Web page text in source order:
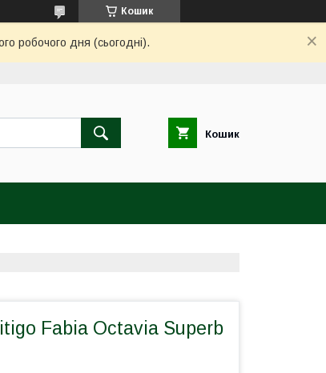
Кошик
робочого дня (сьогодні).
Кошик
Fabia Octavia Superb